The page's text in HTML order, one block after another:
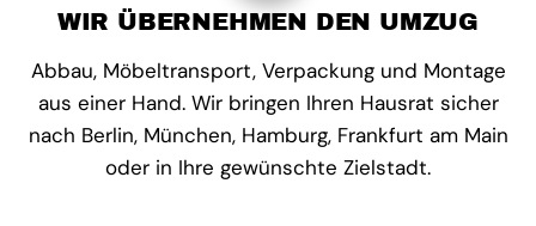
WIR ÜBERNEHMEN DEN UMZUG
Abbau, Möbeltransport, Verpackung und Montage
aus einer Hand. Wir bringen Ihren Hausrat sicher
nach Berlin, München, Hamburg, Frankfurt am Main
oder in Ihre gewünschte Zielstadt.